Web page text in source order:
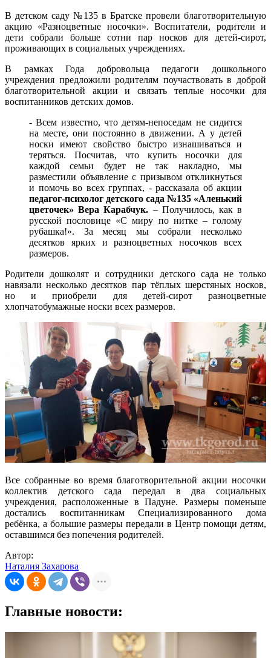
В детском саду №135 в Братске провели благотворительную
акцию «Разноцветные носочки». Воспитатели, родители и
дети собрали больше сотни пар носков для детей-сирот,
проживающих в социальных учреждениях.
В рамках Года добровольца педагоги дошкольного
учреждения предложили родителям поучаствовать в доброй
благотворительной акции и связать теплые носочки для
воспитанников детских домов.
- Всем известно, что детям-непоседам не сидится
на месте, они постоянно в движении. А у детей
носки имеют свойство быстро изнашиваться и
теряться. Посчитав, что купить носочки для
каждой семьи будет не так накладно, мы
разместили объявление с призывом откликнуться
и помочь во всех группах, - рассказала об акции
педагог-психолог детского сада №135 «Аленький
цветочек» Вера Карабчук. – Получилось, как в
русской пословице «С миру по нитке – голому
рубашка!». За месяц мы собрали несколько
десятков ярких и разноцветных носочков всех
размеров.
Родители дошколят и сотрудники детского сада не только
навязали несколько десятков пар тёплых шерстяных носков,
но и приобрели для детей-сирот разноцветные
хлопчатобумажные носки всех размеров.
Все собранные во время благотворительной акции носочки
коллектив детского сада передал в два социальных
учреждения, расположенные в Падуне. Размеры поменьше
достались воспитанникам Специализированного дома
ребёнка, а большие размеры передали в Центр помощи детям,
оставшимся без попечения родителей.
Автор:
Наталия Захарова
Главные новости: